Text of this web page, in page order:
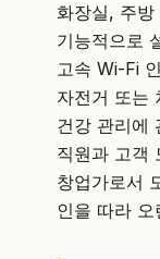
화장실, 주
기능적으로
고속 Wi-Fi
자전거 또는
건강 관리에
직원과 고객
창업가로서
인을 따라